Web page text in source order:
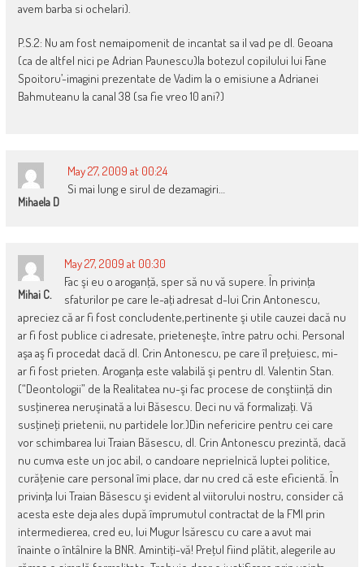
avem barba si ochelari).
P.S.2: Nu am fost nemaipomenit de incantat sa il vad pe dl. Geoana
(ca de altfel nici pe Adrian Paunescu)la botezul copilului lui Fane
Spoitoru’-imagini prezentate de Vadim la o emisiune a Adrianei
Bahmuteanu la canal 38 (sa fie vreo 10 ani?)
Mihaela D
May 27, 2009 at 00:24
Si mai lung e sirul de dezamagiri…
Mihai C.
May 27, 2009 at 00:30
Fac şi eu o aroganţă, sper să nu vă supere. În privinţa
sfaturilor pe care le-aţi adresat d-lui Crin Antonescu,
apreciez că ar fi fost concludente,pertinente şi utile cauzei dacă nu
ar fi fost publice ci adresate, prieteneşte, între patru ochi. Personal
aşa aş fi procedat dacă dl. Crin Antonescu, pe care îl preţuiesc, mi-
ar fi fost prieten. Aroganţa este valabilă şi pentru dl. Valentin Stan.
(“Deontologii” de la Realitatea nu-şi fac procese de conştiinţă din
susţinerea neruşinată a lui Băsescu. Deci nu vă formalizaţi. Vă
susţineţi prietenii, nu partidele lor.)Din nefericire pentru cei care
vor schimbarea lui Traian Băsescu, dl. Crin Antonescu prezintă, dacă
nu cumva este un joc abil, o candoare neprielnică luptei politice,
curăţenie care personal îmi place, dar nu cred că este eficientă. În
privinţa lui Traian Băsescu şi evident al viitorului nostru, consider că
acesta este deja ales după împrumutul contractat de la FMI prin
intermedierea, cred eu, lui Mugur Isărescu cu care a avut mai
înainte o întâlnire la BNR. Amintiţi-vă! Preţul fiind plătit, alegerile au